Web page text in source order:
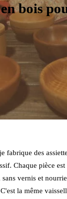
bois
fabrique des
Chaque pièce
sans vernis et
la même